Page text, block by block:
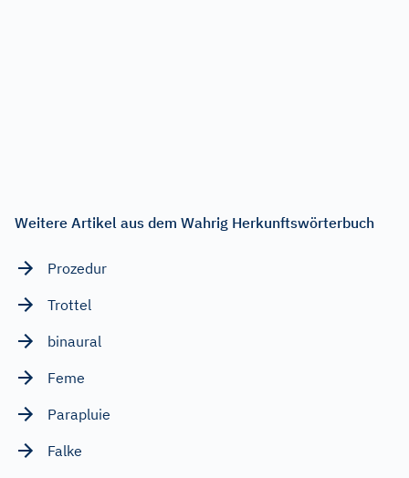
Weitere Artikel aus dem Wahrig Herkunftswörterbuch
Prozedur
Trottel
binaural
Feme
Parapluie
Falke